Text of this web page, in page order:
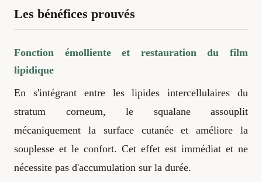
Les bénéfices prouvés
Fonction émolliente et restauration du film
lipidique
En s'intégrant entre les lipides intercellulaires du
stratum corneum, le squalane assouplit
mécaniquement la surface cutanée et améliore la
souplesse et le confort. Cet effet est immédiat et ne
nécessite pas d'accumulation sur la durée.